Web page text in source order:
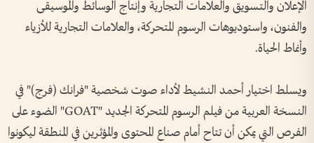
الإعلان والتسويق والعلامات التجارية وإنتاج الوسائط والموسيقى
والفنون، واستوديوهات الرسوم المتحركة، والعلامات التجارية للأزياء
وأنماط الحياة.
ويسلط اختيار أحمد النشيط لأداء صوت شخصية "فرانك (فرج)" في
النسخة العربية من فيلم الرسوم المتحركة الجديد "GOAT" الضوء على
الفرص التي يمكن أن تتاح أمام صناع المحتوى والمؤثرين في المنطقة ليكونوا